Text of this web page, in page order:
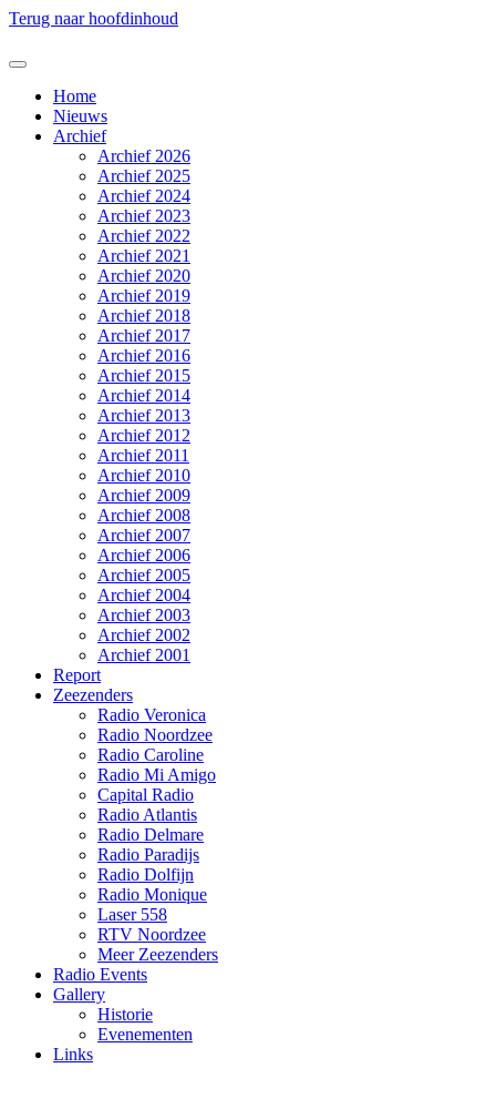
Terug naar hoofdinhoud
Home
Nieuws
Archief
Archief 2026
Archief 2025
Archief 2024
Archief 2023
Archief 2022
Archief 2021
Archief 2020
Archief 2019
Archief 2018
Archief 2017
Archief 2016
Archief 2015
Archief 2014
Archief 2013
Archief 2012
Archief 2011
Archief 2010
Archief 2009
Archief 2008
Archief 2007
Archief 2006
Archief 2005
Archief 2004
Archief 2003
Archief 2002
Archief 2001
Report
Zeezenders
Radio Veronica
Radio Noordzee
Radio Caroline
Radio Mi Amigo
Capital Radio
Radio Atlantis
Radio Delmare
Radio Paradijs
Radio Dolfijn
Radio Monique
Laser 558
RTV Noordzee
Meer Zeezenders
Radio Events
Gallery
Historie
Evenementen
Links